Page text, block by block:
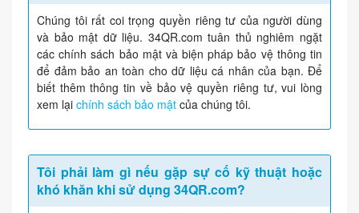
Chúng tôi rất coi trọng quyền riêng tư của người dùng
và bảo mật dữ liệu. 34QR.com tuân thủ nghiêm ngặt
các chính sách bảo mật và biện pháp bảo vệ thông tin
để đảm bảo an toàn cho dữ liệu cá nhân của bạn. Để
biết thêm thông tin về bảo vệ quyền riêng tư, vui lòng
xem lại chính sách bảo mật của chúng tôi.
Tôi phải làm gì nếu gặp sự cố kỹ thuật hoặc
khó khăn khi sử dụng 34QR.com?